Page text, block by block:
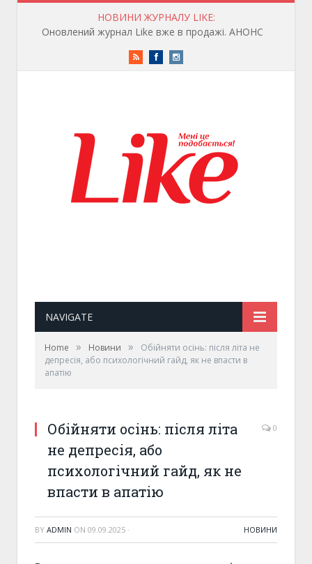
НОВИНИ ЖУРНАЛУ LIKE:
Оновлений журнал Like вже в продажі. АНОНС
RSS FacebookInstagram
NAVIGATE
Home » Новини »
Обійняти осінь: після літа не
депресія, або психологічний гайд, як не впасти в
апатію
Обійняти осінь: після літа
не депресія, або
психологічний гайд, як не
впасти в апатію
0
BY ADMIN ON 09.09.2025 · НОВИНИ